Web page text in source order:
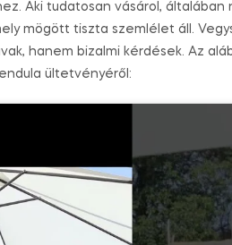
Aki tudatosan vásárol, általában
mögött tiszta szemlélet áll.
hanem bizalmi kérdések. Az
ültetvényéről: